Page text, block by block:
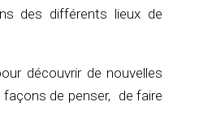
des différents lieux de
découvrir de nouvelles
façons de penser, de faire